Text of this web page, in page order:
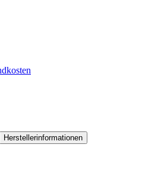
Herstellerinformationen